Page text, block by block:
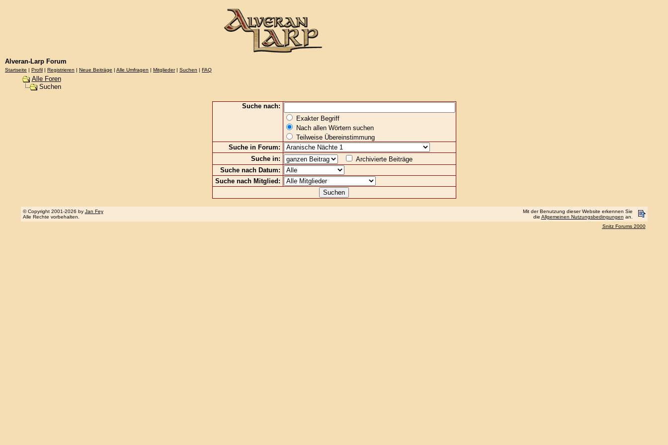
Alveran-Larp Forum
Startseite | Profil | Registrieren | Neue Beiträge | Alle Umfragen | Mitglieder| Suchen | FAQ
Alle Foren
Suchen
Suche nach:
Exakter Begriff
Nach allen Wörtern suchen
Teilweise Übereinstimmung
Suche in Forum:
Suche in:
Archivierte Beiträge
Suche nach Datum:
Suche nach Mitglied:
© Copyright 2001-2026 by Jan Fey
Alle Rechte vorbehalten.
Mit der Benutzung dieser Website erkennen Sie
die Allgemeinen Nutzungsbedingungen an.
Snitz Forums 2000